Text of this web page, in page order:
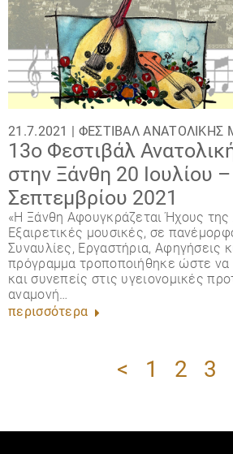
21.7.2021 | ΦΕΣΤΙΒΆΛ ΑΝΑΤΟΛΙΚΉΣ
13o Φεστιβάλ
στην Ξάνθη 20 Ιουλίου
Σεπτεμβρίου 2021
«H Ξάνθη Aφουγκράζεται Ήχους
Εξαιρετικές μουσικές, σε
Συναυλίες, Εργαστήρια, Αφηγήσεις
πρόγραμμα τροποποιήθηκε ώστε να
και συνεπείς στις υγειονομικές
αναμονή…
περισσότερα
< 1 2 3